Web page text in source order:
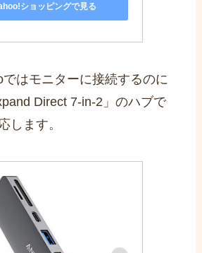
ショッピングで見る
はモニターに接続するのに
Direct 7-in-2」のハブで
します。